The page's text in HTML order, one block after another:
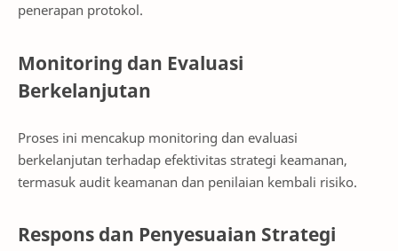
penerapan protokol.
Monitoring dan Evaluasi
Berkelanjutan
Proses ini mencakup monitoring dan evaluasi
berkelanjutan terhadap efektivitas strategi keamanan,
termasuk audit keamanan dan penilaian kembali risiko.
Respons dan Penyesuaian Strategi